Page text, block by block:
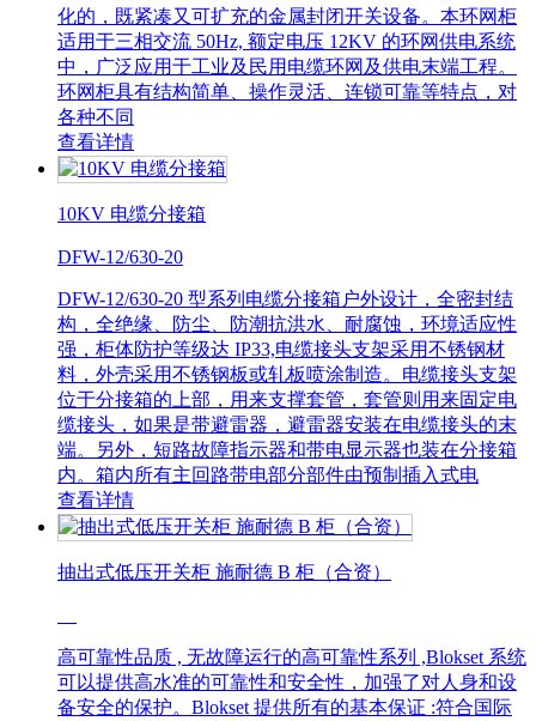
化的，既紧凑又可扩充的金属封闭开关设备。本环网柜
适用于三相交流 50Hz, 额定电压 12KV 的环网供电系统
中，广泛应用于工业及民用电缆环网及供电末端工程。
环网柜具有结构简单、操作灵活、连锁可靠等特点，对
各种不同
查看详情
10KV 电缆分接箱
DFW-12/630-20
DFW-12/630-20 型系列电缆分接箱户外设计，全密封结
构，全绝缘、防尘、防潮抗洪水、耐腐蚀，环境适应性
强，柜体防护等级达 IP33,电缆接头支架采用不锈钢材
料，外壳采用不锈钢板或轧板喷涂制造。电缆接头支架
位于分接箱的上部，用来支撑套管，套管则用来固定电
缆接头，如果是带避雷器，避雷器安装在电缆接头的末
端。另外，短路故障指示器和带电显示器也装在分接箱
内。箱内所有主回路带电部分部件由预制插入式电
查看详情
抽出式低压开关柜 施耐德 B 柜（合资）
高可靠性品质 , 无故障运行的高可靠性系列 ,Blokset 系统
可以提供高水准的可靠性和安全性，加强了对人身和设
备安全的保护。Blokset 提供所有的基本保证 :符合国际